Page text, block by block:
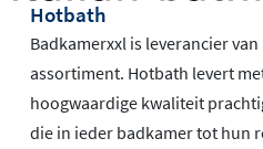
Hotbath
Badkamerxxl is leverancier
assortiment. Hotbath levert
hoogwaardige kwaliteit
die in ieder badkamer tot hun